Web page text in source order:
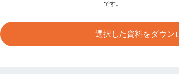
です。
選択した資料をダウン